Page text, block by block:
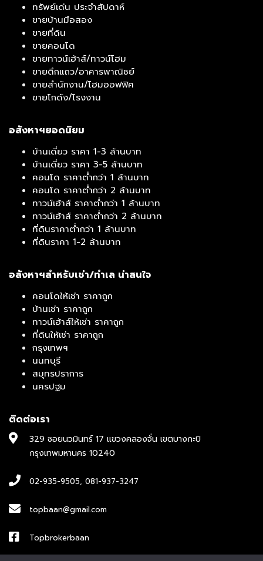
ทรัพย์เด่น ประจำสัปดาห์
ขายบ้านมือสอง
ขายที่ดิน
ขายคอนโด
ขายทาวน์เฮ้าส์/ทาวน์โฮม
ขายตึกแถว/อาคารพาณิชย์
ขายสำนักงาน/โฮมออฟฟิศ
ขายโกดัง/โรงงาน
อสังหาฯยอดนิยม
บ้านเดี่ยว ราคา 1-3 ล้านบาท
บ้านเดี่ยว ราคา 3-5 ล้านบาท
คอนโด ราคาต่ำกว่า 1 ล้านบาท
คอนโด ราคาต่ำกว่า 2 ล้านบาท
ทาวน์เฮ้าส์ ราคาต่ำกว่า 1 ล้านบาท
ทาวน์เฮ้าส์ ราคาต่ำกว่า 2 ล้านบาท
ที่ดินราคาต่ำกว่า 1 ล้านบาท
ที่ดินราคา 1-2 ล้านบาท
อสังหาฯสำหรับเช่า/ทำเล น่าสนใจ
คอนโดให้เช่า ราคาถูก
บ้านเช่า ราคาถูก
ทาวน์เฮ้าส์ให้เช่า ราคาถูก
ที่ดินให้เช่า ราคาถูก
กรุงเทพฯ
นนทบุรี
สมุทรปราการ
นครปฐม
ติดต่อเรา
329 ซอยนวมินทร์ 17 แขวงคลองจั่น เขตบางกะปิ
กรุงเทพมหานคร 10240
02-935-9505, 081-937-3247
topbaan@gmail.com
Topbrokerbaan